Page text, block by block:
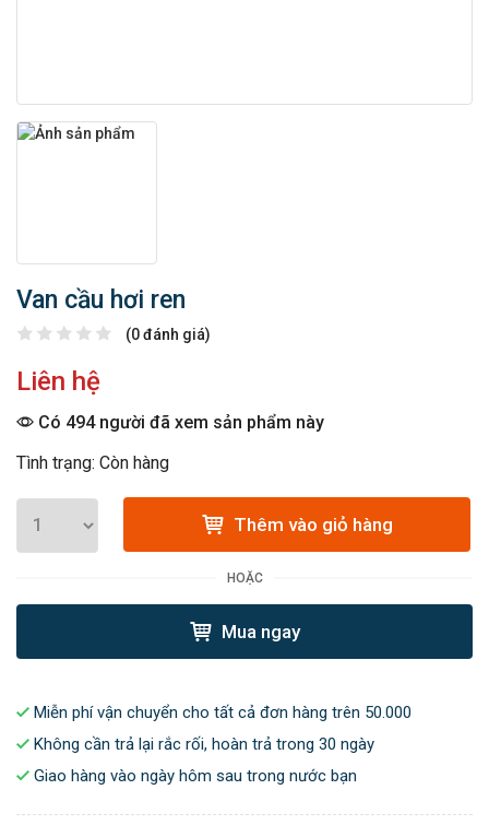
Van cầu hơi ren
(0 đánh giá)
Liên hệ
Có 494 người đã xem sản phẩm này
Tình trạng: Còn hàng
Thêm vào giỏ hàng
HOẶC
Mua ngay
Miễn phí vận chuyển cho tất cả đơn hàng trên 50.000
Không cần trả lại rắc rối, hoàn trả trong 30 ngày
Giao hàng vào ngày hôm sau trong nước bạn